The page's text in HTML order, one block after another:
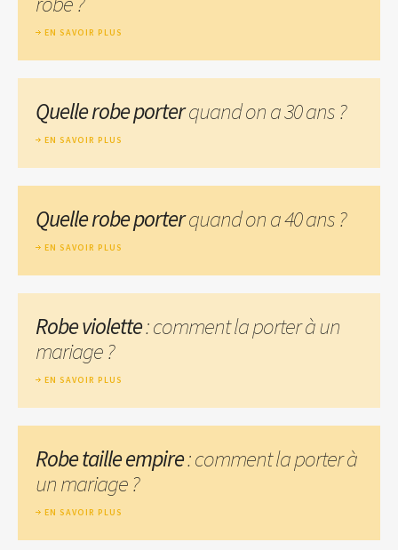
EN SAVOIR PLUS
Quelle robe porterquand on a 30 ans ?
EN SAVOIR PLUS
Quelle robe porterquand on a 40 ans ?
EN SAVOIR PLUS
Robe violette: comment la porter à un
mariage ?
EN SAVOIR PLUS
Robe taille empire: comment la porter à
un mariage ?
EN SAVOIR PLUS